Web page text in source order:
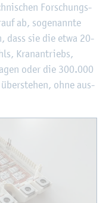
For­schungs­
ab, so­ge­nann­te
dass sie die etwa 20-
Kran­an­triebs,
oder die 300.000
über­ste­hen, ohne aus­